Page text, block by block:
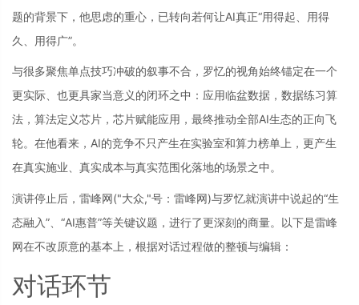
题的背景下，他思虑的重心，已转向若何让AI真正“用得起、用得
久、用得广”。
与很多聚焦单点技巧冲破的叙事不合，罗忆的视角始终锚定在一个
更实际、也更具家当意义的闭环之中：应用临盆数据，数据练习算
法，算法定义芯片，芯片赋能应用，最终推动全部AI生态的正向飞
轮。在他看来，AI的竞争不只产生在实验室和算力榜单上，更产生
在真实施业、真实成本与真实范围化落地的场景之中。
演讲停止后，雷峰网("大众,"号：雷峰网)与罗忆就演讲中说起的“生
态融入”、“AI惠普”等关键议题，进行了更深刻的商量。以下是雷峰
网在不改原意的基本上，根据对话过程做的整顿与编辑：
对话环节